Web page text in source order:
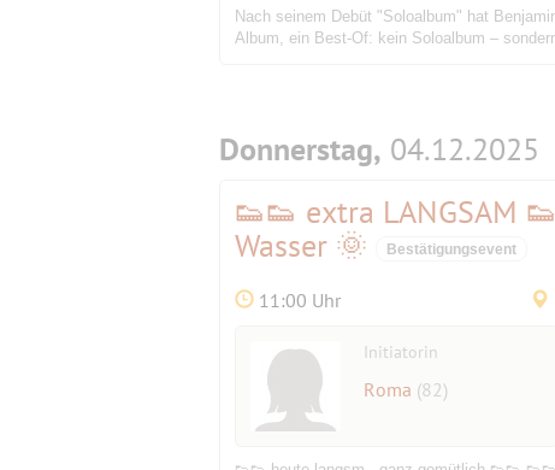
Nach seinem Debüt "Soloalbum" hat
Album, ein Best-Of: kein Soloalbum –
Donnerstag, 04.12.2025
👟👟 extra LANGSAM
Wasser 🌞
Bestätigungsevent
11:00 Uhr
Initiatorin
Roma (82)